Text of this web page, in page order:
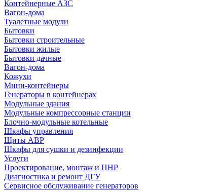
Контейнерные АЗС
Вагон-дома
Туалетные модули
Бытовки
Бытовки строительные
Бытовки жилые
Бытовки дачные
Вагон-дома
Кожухи
Мини-контейнеры
Генераторы в контейнерах
Модульные здания
Модульные компрессорные станции
Блочно-модульные котельные
Шкафы управления
Щиты АВР
Шкафы для сушки и дезинфекции
Услуги
Проектирование, монтаж и ПНР
Диагностика и ремонт ДГУ
Сервисное обслуживание генераторов